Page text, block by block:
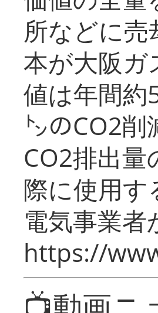
所などに
本が大阪ガ
値は年間約
㌧のCO2
CO2排出
際に使用
電気事業
https://